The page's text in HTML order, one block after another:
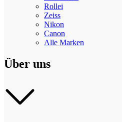
Rollei
Zeiss
Nikon
Canon
Alle Marken
Über uns